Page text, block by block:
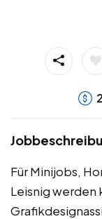
Für Minijobs,
Leisnig werden